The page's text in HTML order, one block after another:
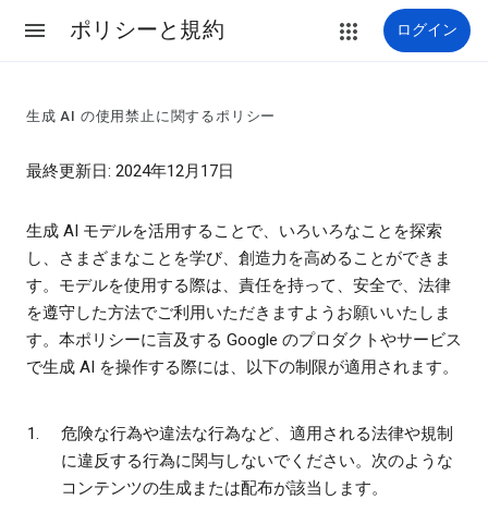
ポリシーと規約 ログイン
生成 AI の使用禁止に関するポリシー
最終更新日: 2024年12月17日
生成 AI モデルを活用することで、いろいろなことを探索
し、さまざまなことを学び、創造力を高めることができま
す。モデルを使用する際は、責任を持って、安全で、法律
を遵守した方法でご利用いただきますようお願いいたしま
す。本ポリシーに言及する Google のプロダクトやサービス
で生成 AI を操作する際には、以下の制限が適用されます。
危険な行為や違法な行為など、適用される法律や規制
に違反する行為に関与しないでください。次のような
コンテンツの生成または配布が該当します。